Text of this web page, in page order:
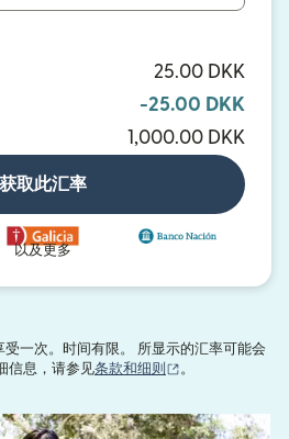
25.00 DKK
-25.00 DKK
1,000.00 DKK
获取此汇率
以及更多
一次。时间有限。 所显示的汇率可能会
信息，请参见条款和细则 。